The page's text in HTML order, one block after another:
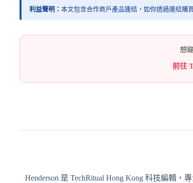
利益聲明： 本文包含合作商戶產品連結，如你透過連結購
想
前往
Henderson 是 TechRitual Hong Kong 科技編輯